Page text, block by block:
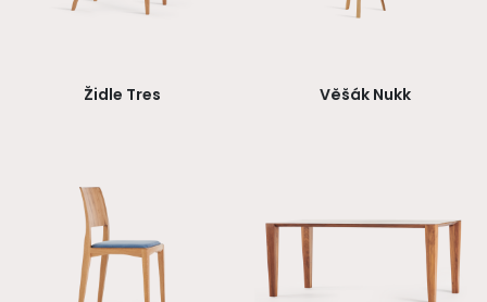
Židle Tres Věšák Nukk